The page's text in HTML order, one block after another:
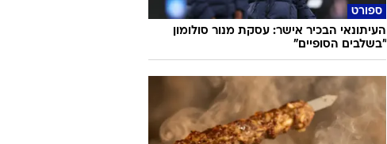
ספורט
העיתונאי הבכיר אישר: עסקת מנור סולומון
"בשלבים הסופיים"